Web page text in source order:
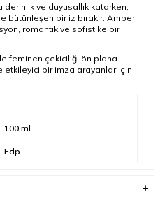
ve duyusallık katarken,
bütünleşen bir iz bırakır. Amber
romantik ve sofistike bir
ile feminen çekiciliği ön plana
etkileyici bir imza arayanlar için
100 ml
Edp